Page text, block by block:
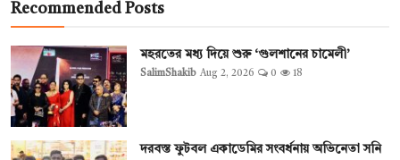
Recommended Posts
মহরতের মধ্য দিয়ে শুরু ‘গুলশানের চামেলী’
SalimShakib Aug 2, 2026 0 18
দরবস্ত ফুটবল একাডেমির সংবর্ধনায় অভিনেতা সনি